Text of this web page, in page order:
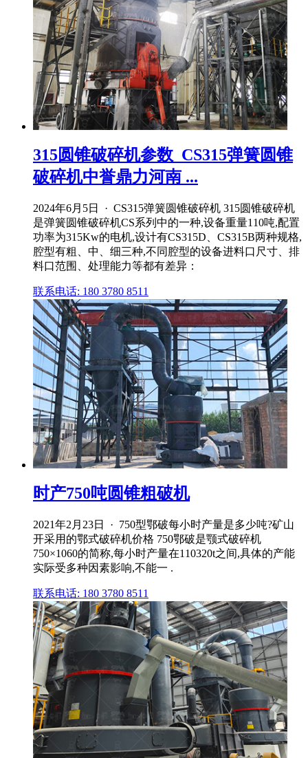
315圆锥破碎机参数_CS315弹簧圆锥
破碎机中誉鼎力河南 ...
2024年6月5日 · CS315弹簧圆锥破碎机 315圆锥破碎机
是弹簧圆锥破碎机CS系列中的一种,设备重量110吨,配置
功率为315Kw的电机,设计有CS315D、CS315B两种规格,
腔型有粗、中、细三种,不同腔型的设备进料口尺寸、排
料口范围、处理能力等都有差异：
联系电话: 180 3780 8511
时产750吨圆锥粗破机
2021年2月23日 · 750型鄂破每小时产量是多少吨?矿山
开采用的鄂式破碎机价格 750鄂破是颚式破碎机
750×1060的简称,每小时产量在110320t之间,具体的产能
实际受多种因素影响,不能一 .
联系电话: 180 3780 8511